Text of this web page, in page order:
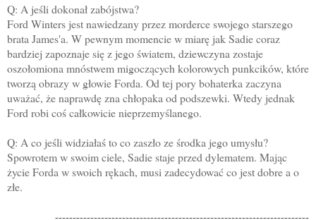
Q: A jeśli dokonał zabójstwa?
Ford Winters jest nawiedzany przez morderce swojego starszego
brata James'a. W pewnym momencie w miarę jak Sadie coraz
bardziej zapoznaje się z jego światem, dziewczyna zostaje
oszołomiona mnóstwem migoczących kolorowych punkcików, które
tworzą obrazy w głowie Forda. Od tej pory bohaterka zaczyna
uważać, że naprawdę zna chłopaka od podszewki. Wtedy jednak
Ford robi coś całkowicie nieprzemyślanego.
Q: A co jeśli widziałaś to co zaszło ze środka jego umysłu?
Spowrotem w swoim ciele, Sadie staje przed dylematem. Mając
życie Forda w swoich rękach, musi zadecydować co jest dobre a o
złe.
------------------------------------------------------------------------